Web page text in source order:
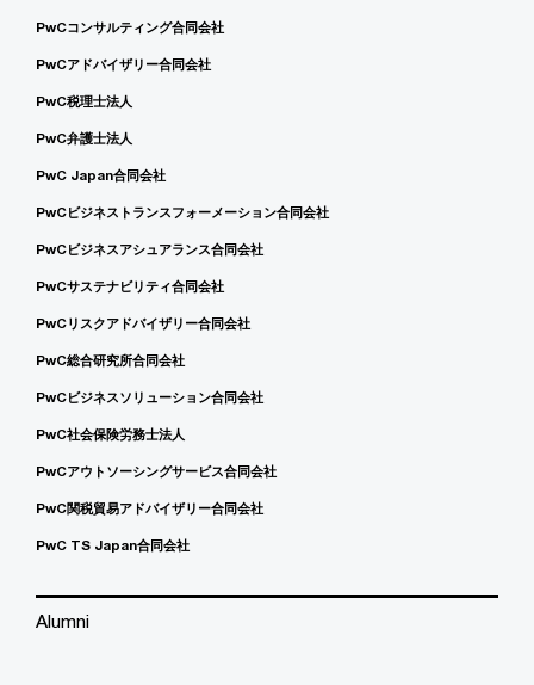
PwCコンサルティング合同会社
PwCアドバイザリー合同会社
PwC税理士法人
PwC弁護士法人
PwC Japan合同会社
PwCビジネストランスフォーメーション合同会社
PwCビジネスアシュアランス合同会社
PwCサステナビリティ合同会社
PwCリスクアドバイザリー合同会社
PwC総合研究所合同会社
PwCビジネスソリューション合同会社
PwC社会保険労務士法人
PwCアウトソーシングサービス合同会社
PwC関税貿易アドバイザリー合同会社
PwC TS Japan合同会社
Alumni